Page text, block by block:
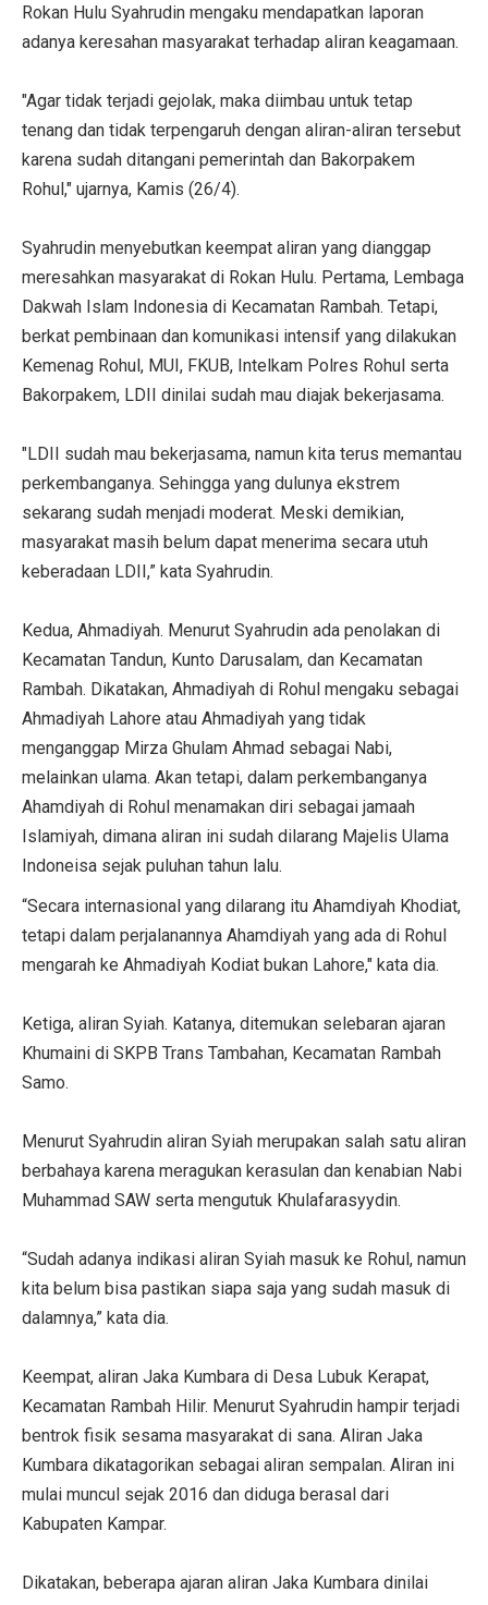
Rokan Hulu Syahrudin mengaku mendapatkan laporan
adanya keresahan masyarakat terhadap aliran keagamaan.
"Agar tidak terjadi gejolak, maka diimbau untuk tetap
tenang dan tidak terpengaruh dengan aliran-aliran tersebut
karena sudah ditangani pemerintah dan Bakorpakem
Rohul," ujarnya, Kamis (26/4).
Syahrudin menyebutkan keempat aliran yang dianggap
meresahkan masyarakat di Rokan Hulu. Pertama, Lembaga
Dakwah Islam Indonesia di Kecamatan Rambah. Tetapi,
berkat pembinaan dan komunikasi intensif yang dilakukan
Kemenag Rohul, MUI, FKUB, Intelkam Polres Rohul serta
Bakorpakem, LDII dinilai sudah mau diajak bekerjasama.
"LDII sudah mau bekerjasama, namun kita terus memantau
perkembanganya. Sehingga yang dulunya ekstrem
sekarang sudah menjadi moderat. Meski demikian,
masyarakat masih belum dapat menerima secara utuh
keberadaan LDII,” kata Syahrudin.
Kedua, Ahmadiyah. Menurut Syahrudin ada penolakan di
Kecamatan Tandun, Kunto Darusalam, dan Kecamatan
Rambah. Dikatakan, Ahmadiyah di Rohul mengaku sebagai
Ahmadiyah Lahore atau Ahmadiyah yang tidak
menganggap Mirza Ghulam Ahmad sebagai Nabi,
melainkan ulama. Akan tetapi, dalam perkembanganya
Ahamdiyah di Rohul menamakan diri sebagai jamaah
Islamiyah, dimana aliran ini sudah dilarang Majelis Ulama
Indoneisa sejak puluhan tahun lalu.
“Secara internasional yang dilarang itu Ahamdiyah Khodiat,
tetapi dalam perjalanannya Ahamdiyah yang ada di Rohul
mengarah ke Ahmadiyah Kodiat bukan Lahore," kata dia.
Ketiga, aliran Syiah. Katanya, ditemukan selebaran ajaran
Khumaini di SKPB Trans Tambahan, Kecamatan Rambah
Samo.
Menurut Syahrudin aliran Syiah merupakan salah satu aliran
berbahaya karena meragukan kerasulan dan kenabian Nabi
Muhammad SAW serta mengutuk Khulafarasyydin.
“Sudah adanya indikasi aliran Syiah masuk ke Rohul, namun
kita belum bisa pastikan siapa saja yang sudah masuk di
dalamnya,” kata dia.
Keempat, aliran Jaka Kumbara di Desa Lubuk Kerapat,
Kecamatan Rambah Hilir. Menurut Syahrudin hampir terjadi
bentrok fisik sesama masyarakat di sana. Aliran Jaka
Kumbara dikatagorikan sebagai aliran sempalan. Aliran ini
mulai muncul sejak 2016 dan diduga berasal dari
Kabupaten Kampar.
Dikatakan, beberapa ajaran aliran Jaka Kumbara dinilai